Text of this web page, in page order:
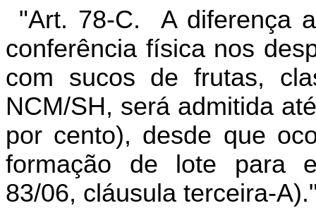
"Art. 78-C. A diferença
conferência física nos
com sucos de frutas,
NCM/SH, será admitida
por cento), desde que
formação de lote para
83/06, cláusula terceira-